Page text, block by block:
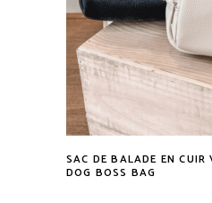
Ce
SAC DE BALADE EN CUIR
DOG BOSS BAG